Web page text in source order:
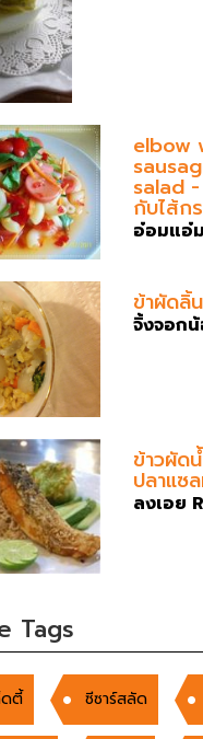
elbow
salad -
กับไส้ก
อ๋อมแอ๋ม
ข้าผัดลิ้
จิ้งจอก
ข้าวผัด
ปลาแซ
ลงเอย
Tags
ดตี้ ซีซาร์สลัด